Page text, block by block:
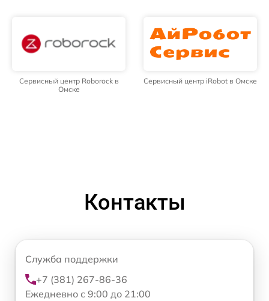
Сервисный центр Roborock в
Омске
Сервисный центр iRobot в Омске
Контакты
Служба поддержки
+7 (381) 267-86-36
Ежедневно с 9:00 до 21:00